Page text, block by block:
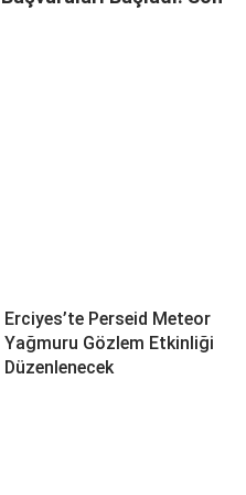
Erciyes’te Perseid Meteor
Yağmuru Gözlem Etkinliği
Düzenlenecek